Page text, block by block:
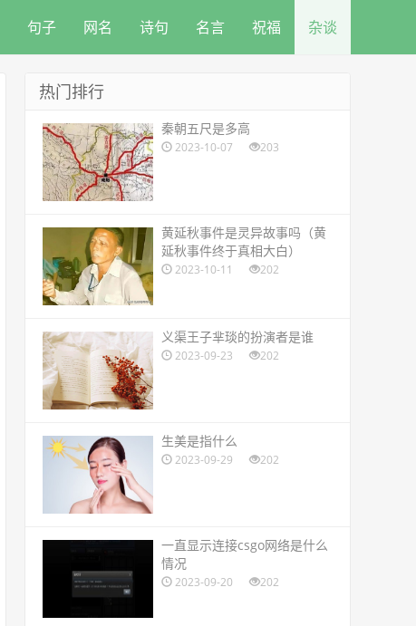
句子 网名 诗句 名言 祝福 杂谈
热门排行
​秦朝五尺是多高
2023-10-07 203
​黄延秋事件是灵异故事吗（黄
延秋事件终于真相大白）
2023-10-11 202
​义渠王子芈琰的扮演者是谁
2023-09-23 202
​生美是指什么
2023-09-29 202
​一直显示连接csgo网络是什么
情况
2023-09-20 202